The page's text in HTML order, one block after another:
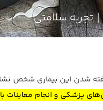
شدن این بیماری شخص
پزشکی و انجام معاینات